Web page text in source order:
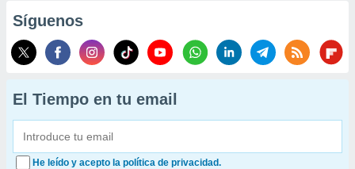
Síguenos
El Tiempo en tu email
He leído y acepto la política de privacidad.